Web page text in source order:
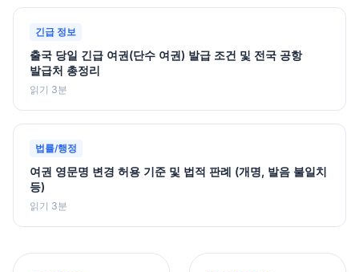
긴급 정보
출국 당일 긴급 여권(단수 여권) 발급 조건 및 전국 공항
발급처 총정리
읽기 3분
법률/행정
여권 영문명 변경 허용 기준 및 법적 판례 (개명, 발음 불일치
등)
읽기 3분